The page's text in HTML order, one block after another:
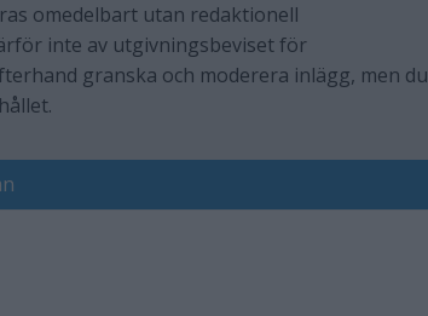
omedelbart utan redaktionell
inte av utgivningsbeviset för
granska och moderera inlägg, men du